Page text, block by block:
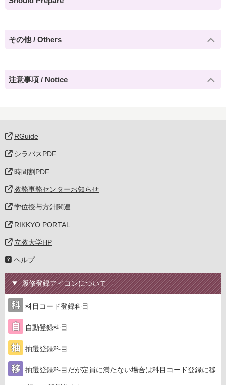
その他 / Others
注意事項 / Notice
RGuide
シラバスPDF
時間割PDF
教務事務センターお知らせ
学位授与方針関連
RIKKYO PORTAL
立教大学HP
ヘルプ
履修登録アイコンについて
科目コード登録科目
自動登録科目
抽選登録科目
抽選登録科目だが定員に満たない場合は科目コード登録に移